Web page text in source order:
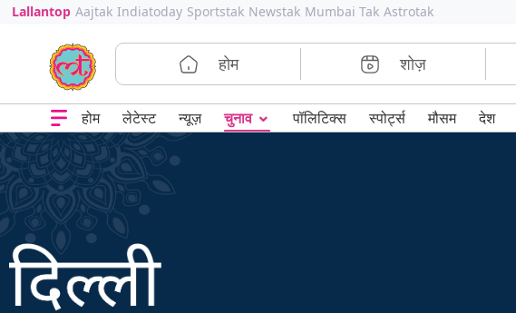
Lallantop Aajtak Indiatoday Sportstak Newstak Mumbai Tak Astrotak
होम शोज़
होम लेटेस्ट न्यूज़ चुनाव ⌄ पॉलिटिक्स स्पोर्ट्स मौसम देश